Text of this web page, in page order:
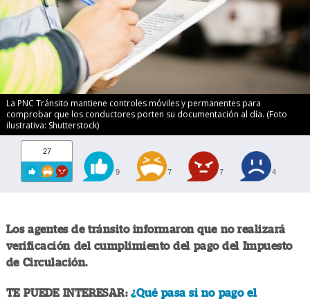
La PNC Tránsito mantiene controles móviles y permanentes para
comprobar que los conductores porten su documentación al día. (Foto
ilustrativa: Shutterstock)
27
9 7 7 4
Los agentes de tránsito informaron que no realizará
verificación del cumplimiento del pago del Impuesto
de Circulación.
TE PUEDE INTERESAR:¿Qué pasa si no pago el